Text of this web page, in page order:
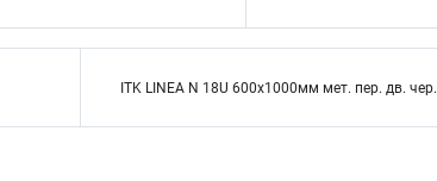
ITK LINEA N 18U 600х1000мм мет. пер. дв. чер.